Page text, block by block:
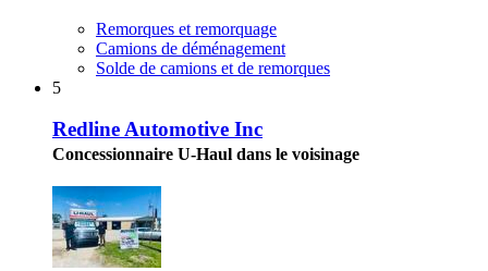
Remorques et remorquage
Camions de déménagement
Solde de camions et de remorques
5
Redline Automotive Inc
Concessionnaire U-Haul dans le voisinage